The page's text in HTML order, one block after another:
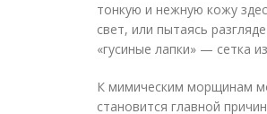
тонкую и нежную кожу
свет, или пытаясь
«гусиные лапки» — сетка
К мимическим морщинам
становится главной